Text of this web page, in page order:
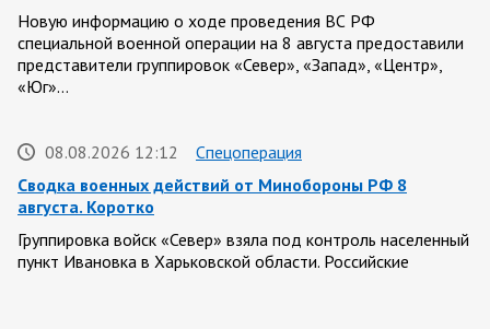
Новую информацию о ходе проведения ВС РФ
специальной военной операции на 8 августа предоставили
представители группировок «Север», «Запад», «Центр»,
«Юг»…
08.08.2026 12:12
Спецоперация
Сводка военных действий от Минобороны РФ 8
августа. Коротко
Группировка войск «Север» взяла под контроль населенный
пункт Ивановка в Харьковской области. Российские